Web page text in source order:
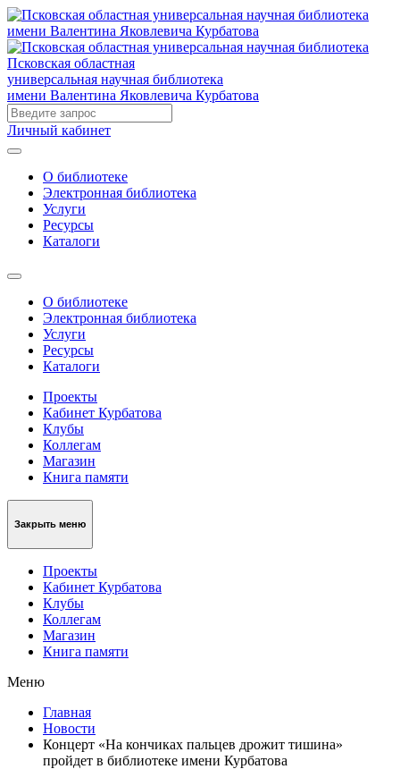
Псковская областная
универсальная научная библиотека
имени Валентина Яковлевича Курбатова
Личный кабинет
О библиотеке
Электронная библиотека
Услуги
Ресурсы
Каталоги
О библиотеке
Электронная библиотека
Услуги
Ресурсы
Каталоги
Проекты
Кабинет Курбатова
Клубы
Коллегам
Магазин
Книга памяти
Закрыть меню
Проекты
Кабинет Курбатова
Клубы
Коллегам
Магазин
Книга памяти
Меню
Главная
Новости
Концерт «На кончиках пальцев дрожит тишина»
пройдет в библиотеке имени Курбатова